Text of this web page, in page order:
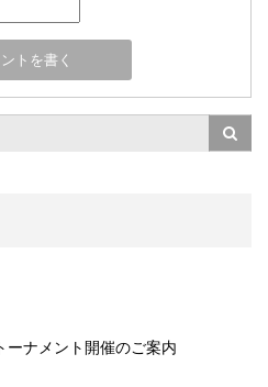
ーナメント開催のご案内